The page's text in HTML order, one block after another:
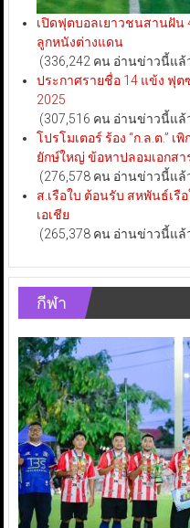
เปิดฟุตบอลเยาวชนสานฝัน
ลูกหนังต่างแดน
(336,242 คน อ่านข่าวนี้แล้
ประกาศรายชื่อ 14 แข้ง ฟุ
2025
(307,516 คน อ่านข่าวนี้แล้
โปรโมเตอร์ ร้อง “ก.ล.ต.”
ยักษ์ใหญ่ ข้อหาปลอมเอกสา
(276,578 คน อ่านข่าวนี้แล้
ส.เรือใบ ต้อนรับ สหพันธ์เรื
เอเชีย
(265,378 คน อ่านข่าวนี้แล้
กีฬา